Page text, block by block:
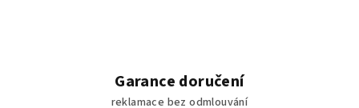
Garance doručení
reklamace bez odmlouvání